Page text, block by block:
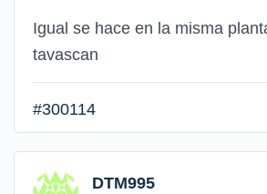
Igual se hace en la misma
tavascan
#300114
DTM995